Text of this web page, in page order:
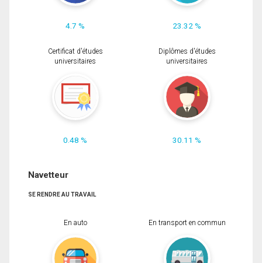
4.7 % 23.32 %
Certificat d'études
universitaires
0.48 %
Diplômes d'études
universitaires
30.11 %
Navetteur
SE RENDRE AU TRAVAIL
En auto En transport en commun